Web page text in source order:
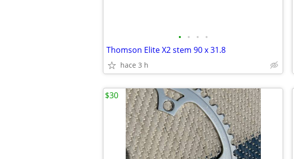
• • • •
Thomson Elite X2 stem 90 x 31.8
hace 3 h
$30